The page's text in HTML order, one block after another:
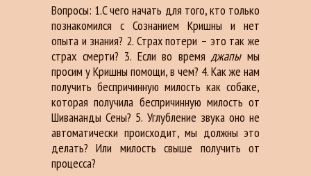
Вопросы: 1.C чего начать для того, кто только
познакомился с Сознанием Кришны и нет
опыта и знания? 2. Страх потери – это так же
страх смерти? 3. Если во времяджапымы
просим у Кришны помощи, в чем? 4. Как же нам
получить беспричинную милость как собаке,
которая получила беспричинную милость от
Шивананды Сены? 5. Углубление звука оно не
автоматически происходит, мы должны это
делать? Или милость свыше получить от
процесса?